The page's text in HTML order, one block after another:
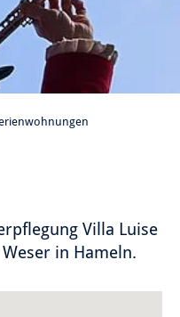
Villa Luise
in Hameln.